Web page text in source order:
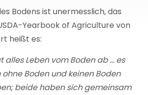
Bodens ist unermesslich, das
Yearbook of Agriculture von
heißt es:
alles Leben vom Boden ab ... es
ohne Boden und keinen Boden
beide haben sich gemeinsam